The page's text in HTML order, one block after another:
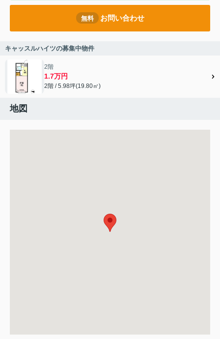
無料 お問い合わせ
キャッスルハイツの募集中物件
2階
1.7万円
2階 / 5.98坪(19.80㎡)
地図